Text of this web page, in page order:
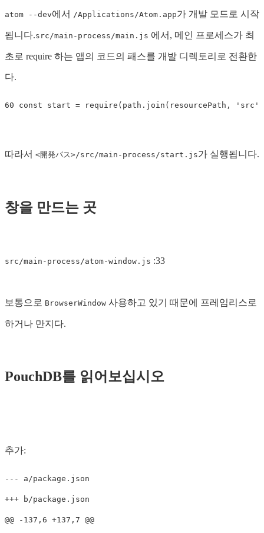
atom --dev에서 /Applications/Atom.app가 개발 모드로 시작
됩니다.src/main-process/main.js 에서, 메인 프로세스가 최
초로 require 하는 앱의 코드의 패스를 개발 디렉토리로 전환한
다.
60 const start = require ( path . join ( resourcePath , ' src '
따라서 <開発パス>/src/main-process/start.js가 실행됩니다.
창을 만드는 곳
src/main-process/atom-window.js :33
보통으로 BrowserWindow 사용하고 있기 때문에 프레임리스로
하거나 만지다.
PouchDB를 읽어보십시오
추가:
@@ -137,6 +137,7 @@